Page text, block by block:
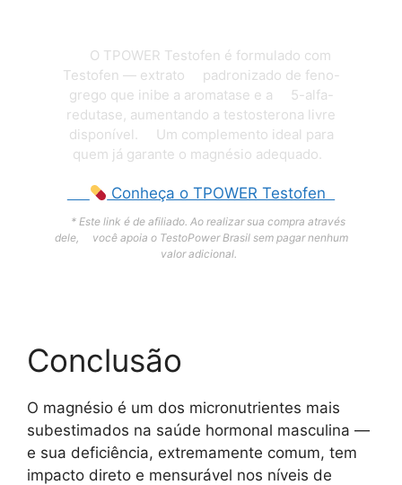
O TPOWER Testofen é formulado com
Testofen — extrato padronizado de feno-
grego que inibe a aromatase e a 5-alfa-
redutase, aumentando a testosterona livre
disponível. Um complemento ideal para
quem já garante o magnésio adequado.
Conheça o TPOWER Testofen
* Este link é de afiliado. Ao realizar sua compra através
dele, você apoia o TestoPower Brasil sem pagar nenhum
valor adicional.
Conclusão
O magnésio é um dos micronutrientes mais
subestimados na saúde hormonal masculina —
e sua deficiência, extremamente comum, tem
impacto direto e mensurável nos níveis de